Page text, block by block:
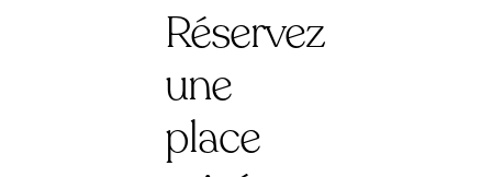
Réservez
une
place